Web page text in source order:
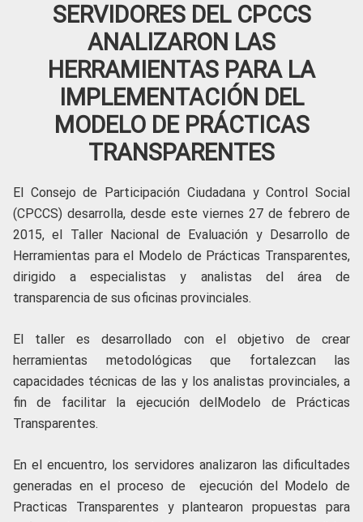
SERVIDORES DEL CPCCS
ANALIZARON LAS
HERRAMIENTAS PARA LA
IMPLEMENTACIÓN DEL
MODELO DE PRÁCTICAS
TRANSPARENTES
El Consejo de Participación Ciudadana y Control Social
(CPCCS) desarrolla, desde este viernes 27 de febrero de
2015, el Taller Nacional de Evaluación y Desarrollo de
Herramientas para el Modelo de Prácticas Transparentes,
dirigido a especialistas y analistas del área de
transparencia de sus oficinas provinciales.
El taller es desarrollado con el objetivo de crear
herramientas metodológicas que fortalezcan las
capacidades técnicas de las y los analistas provinciales, a
fin de facilitar la ejecución delModelo de Prácticas
Transparentes.
En el encuentro, los servidores analizaron las dificultades
generadas en el proceso de ejecución del Modelo de
Practicas Transparentes y plantearon propuestas para